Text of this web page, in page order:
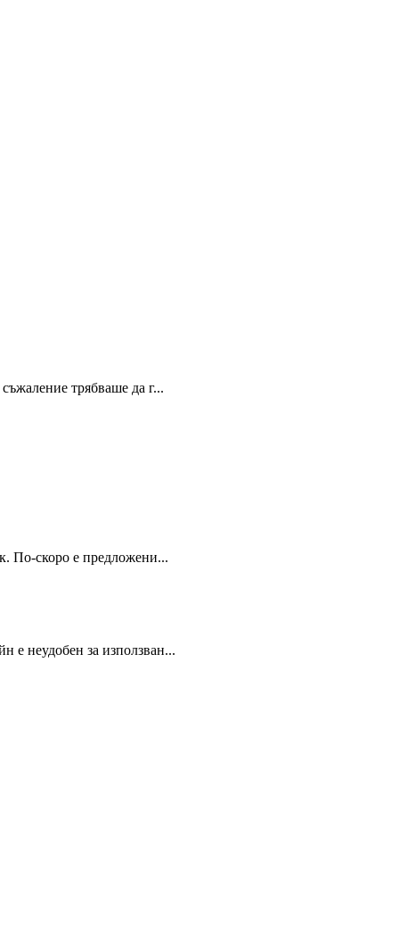
трябваше да г...
По-скоро е предложени...
е неудобен за използван...